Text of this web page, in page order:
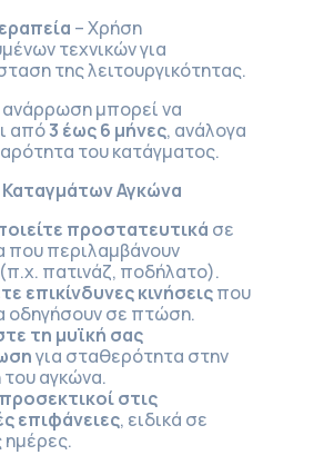
– Χρήση
τεχνικών για
της λειτουργικότητας.
μπορεί να
από3 έως 6 μήνες, ανάλογα
του κατάγματος.
Αγκώνα
προστατευτικά σε
που περιλαμβάνουν
πατινάζ, ποδήλατο).
επικίνδυνες κινήσειςπου
οδηγήσουν σε πτώση.
τη μυϊκή σας
για σταθερότητα στην
αγκώνα.
στις
επιφάνειες, ειδικά σε
ημέρες.